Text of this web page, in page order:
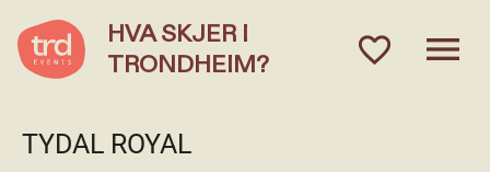
HVA SKJER I
TRONDHEIM?
favorite_outlinedmenu
TYDAL ROYAL